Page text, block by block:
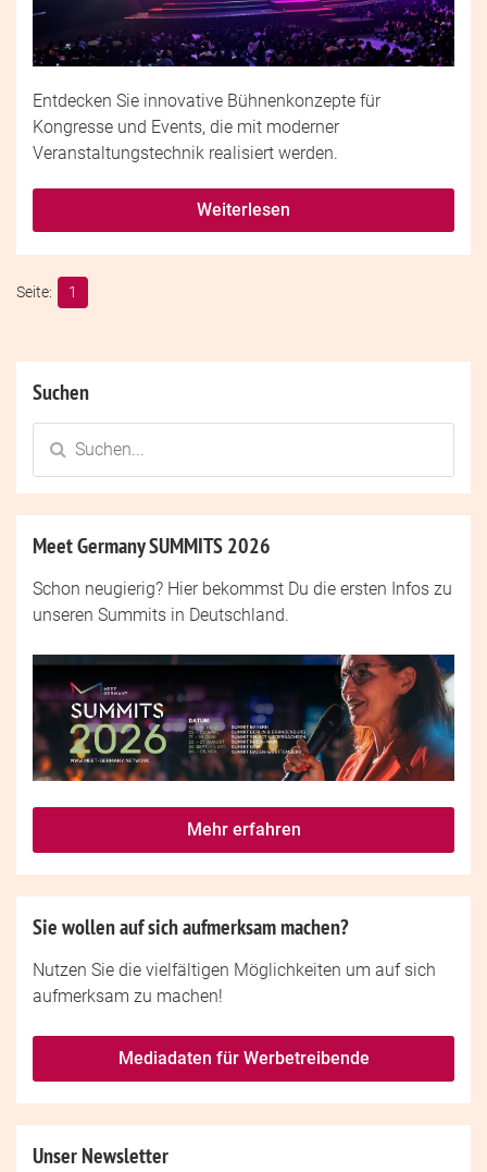
Entdecken Sie innovative Bühnenkonzepte für
Kongresse und Events, die mit moderner
Veranstaltungstechnik realisiert werden.
Weiterlesen
1
Suchen
Meet Germany SUMMITS 2026
Schon neugierig? Hier bekommst Du die ersten Infos zu
unseren Summits in Deutschland.
Mehr erfahren
Sie wollen auf sich aufmerksam machen?
Nutzen Sie die vielfältigen Möglichkeiten um auf sich
aufmerksam zu machen!
Mediadaten für Werbetreibende
Unser Newsletter